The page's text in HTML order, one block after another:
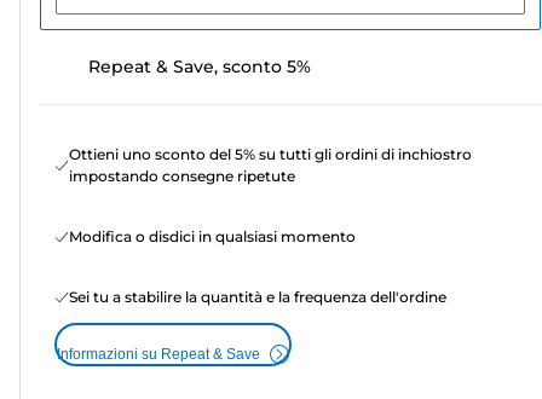
Repeat & Save, sconto 5%
Ottieni uno sconto del 5% su tutti gli ordini di inchiostro
impostando consegne ripetute
Modifica o disdici in qualsiasi momento
Sei tu a stabilire la quantità e la frequenza dell'ordine
Informazioni su Repeat & Save